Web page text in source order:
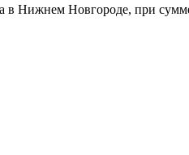
Нижнем Новгороде, при сумме